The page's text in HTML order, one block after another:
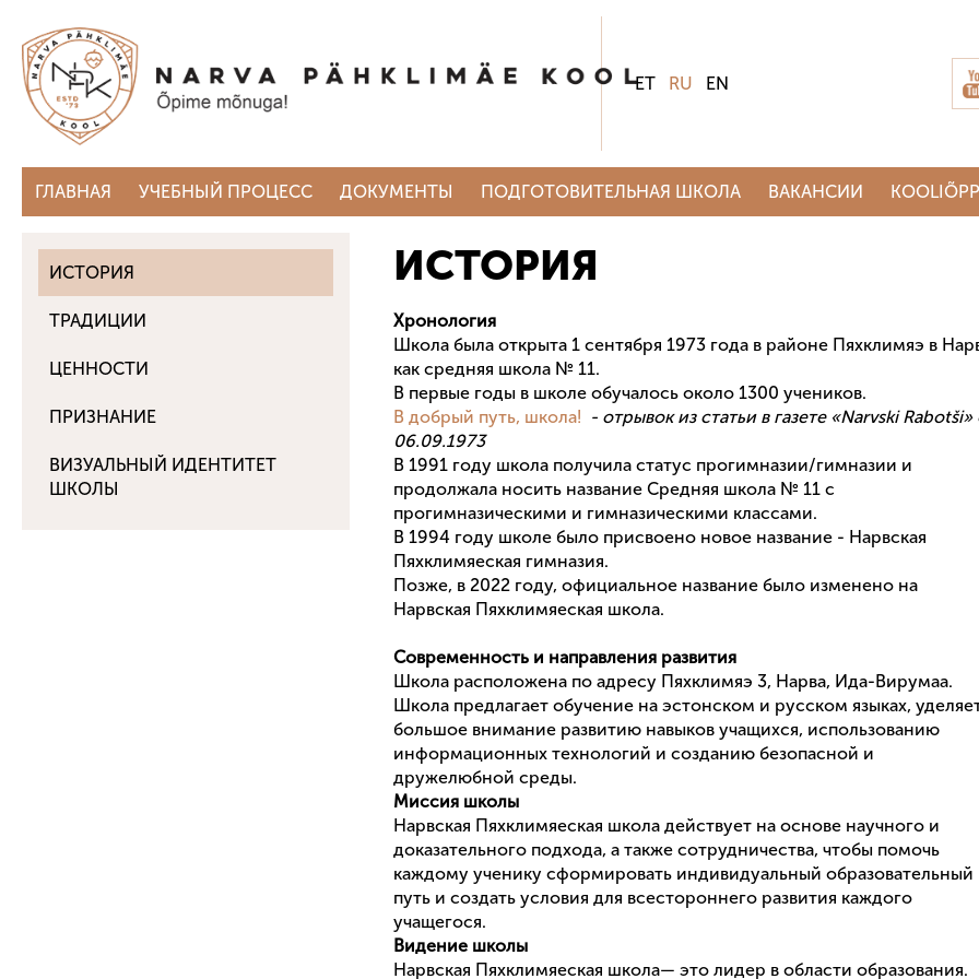
ET RU EN
ГЛАВНАЯ УЧЕБНЫЙ ПРОЦЕСС ДОКУМЕНТЫ ПОДГОТОВИТЕЛЬНАЯ ШКОЛА ВАКАНСИИ
ИСТОРИЯ
ТРАДИЦИИ
ЦЕННОСТИ
ПРИЗНАНИЕ
ВИЗУАЛЬНЫЙ ИДЕНТИТЕТ
ШКОЛЫ
ИСТОРИЯ
Хронология
Школа была открыта 1 сентября 1973 года в районе Пяхклимяэ в
как средняя школа № 11.
В первые годы в школе обучалось около 1300 учеников.
В добрый путь, школа! - отрывок из статьи в газете «Narvski Rabotši»
06.09.1973
В 1991 году школа получила статус прогимназии/гимназии и
продолжала носить название Средняя школа № 11 с
прогимназическими и гимназическими классами.
В 1994 году школе было присвоено новое название - Нарвская
Пяхклимяеская гимназия.
Позже, в 2022 году, официальное название было изменено на
Нарвская Пяхклимяеская школа.
Современность и направления развития
Школа расположена по адресу Пяхклимяэ 3, Нарва, Ида-Вирумаа.
Школа предлагает обучение на эстонском и русском языках,
большое внимание развитию навыков учащихся, использованию
информационных технологий и созданию безопасной и
дружелюбной среды.
Миссия школы
Нарвская Пяхклимяеская школа действует на основе научного и
доказательного подхода, а также сотрудничества, чтобы помочь
каждому ученику сформировать индивидуальный образовательный
путь и создать условия для всестороннего развития каждого
учащегося.
Видение школы
Нарвская Пяхклимяеская школа— это лидер в области образования.